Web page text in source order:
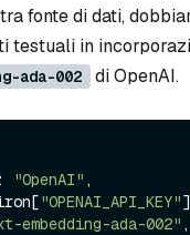
fonte di dati,
testuali in
ada-002 di OpenAI.
: "OpenAI" ,
"OPENAI_API_KEY"
embedding-ada-002" ,